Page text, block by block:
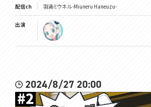
配信ch 羽渦ミウネル -Miuneru Haneuzu-
出演
2024/8/27 20:00